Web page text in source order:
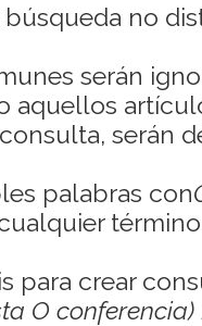
no
serán
aquellos
serán
palabras con
para crear
O conferencia)